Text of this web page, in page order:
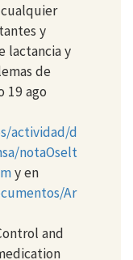
y
lactancia y
de
19 ago
actividad/d
notaOselt
y en
Ar
and